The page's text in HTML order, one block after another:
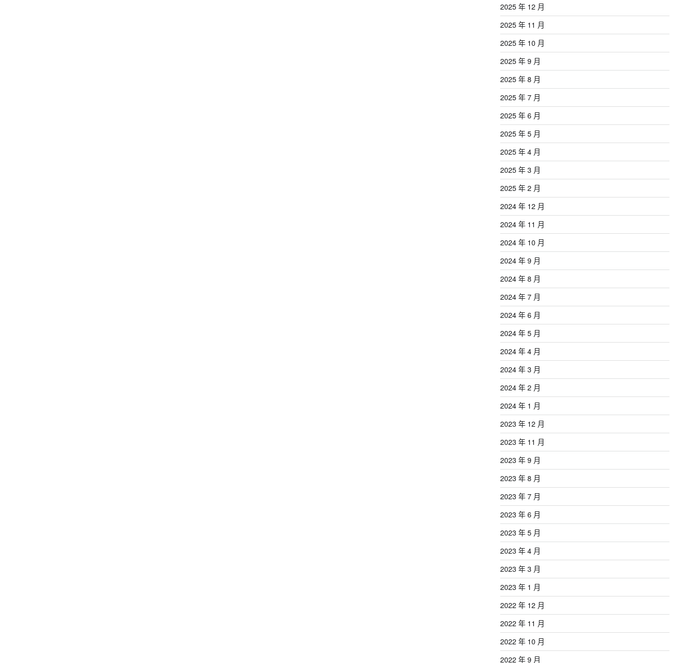
2025 年 12 月
2025 年 11 月
2025 年 10 月
2025 年 9 月
2025 年 8 月
2025 年 7 月
2025 年 6 月
2025 年 5 月
2025 年 4 月
2025 年 3 月
2025 年 2 月
2024 年 12 月
2024 年 11 月
2024 年 10 月
2024 年 9 月
2024 年 8 月
2024 年 7 月
2024 年 6 月
2024 年 5 月
2024 年 4 月
2024 年 3 月
2024 年 2 月
2024 年 1 月
2023 年 12 月
2023 年 11 月
2023 年 9 月
2023 年 8 月
2023 年 7 月
2023 年 6 月
2023 年 5 月
2023 年 4 月
2023 年 3 月
2023 年 1 月
2022 年 12 月
2022 年 11 月
2022 年 10 月
2022 年 9 月